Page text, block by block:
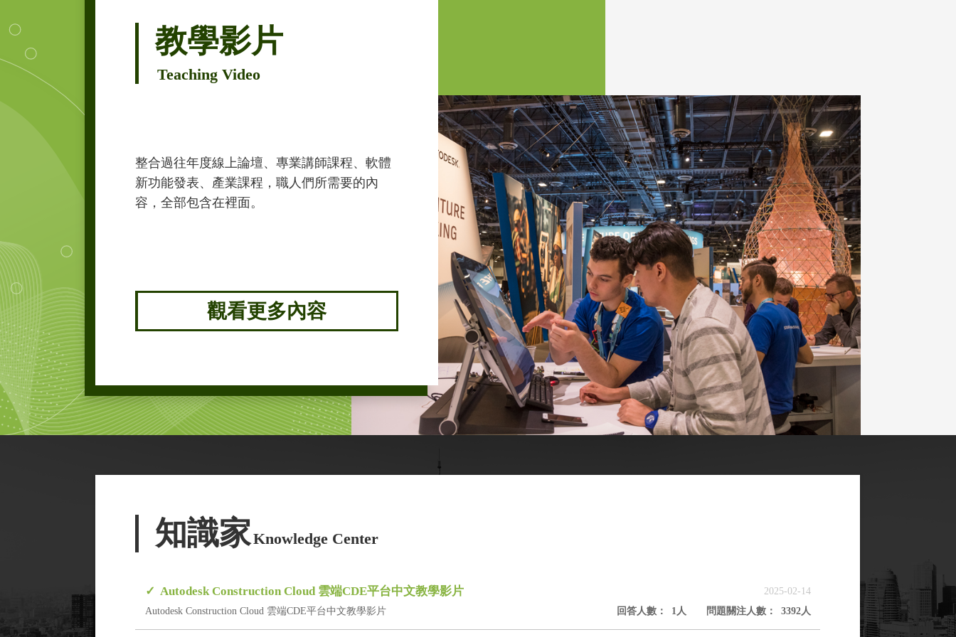
教學影片
Teaching Video
整合過往年度線上論壇、專業講師課程、軟體
新功能發表、產業課程，職人們所需要的內
容，全部包含在裡面。
觀看更多內容
知識家Knowledge Center
Autodesk Construction Cloud 雲端CDE平台中文教學影片
2025-02-14
Autodesk Construction Cloud 雲端CDE平台中文教學影片
1 3392